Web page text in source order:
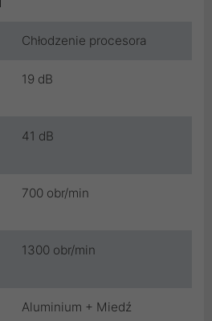
Chłodzenie procesora
19 dB
41 dB
700 obr/min
1300 obr/min
Aluminium + Miedź